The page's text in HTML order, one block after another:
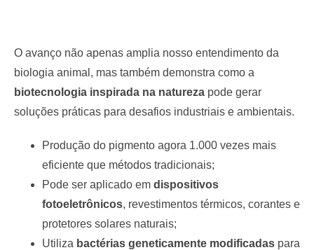
O avanço não apenas amplia nosso entendimento da
biologia animal, mas também demonstra como a
biotecnologia inspirada na natureza pode gerar
soluções práticas para desafios industriais e ambientais.
Produção do pigmento agora 1.000 vezes mais
eficiente que métodos tradicionais;
Pode ser aplicado em dispositivos
fotoeletrônicos, revestimentos térmicos, corantes e
protetores solares naturais;
Utiliza bactérias geneticamente modificadas para